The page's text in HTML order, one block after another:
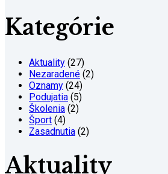
Kategórie
Aktuality (27)
Nezaradené (2)
Oznamy (24)
Podujatia (5)
Školenia (2)
Šport (4)
Zasadnutia (2)
Aktuality